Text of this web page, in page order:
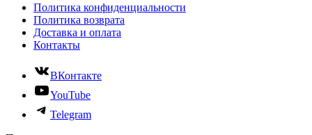
Политика конфиденциальности
Политика возврата
Доставка и оплата
Контакты
ВКонтакте
YouTube
Telegram